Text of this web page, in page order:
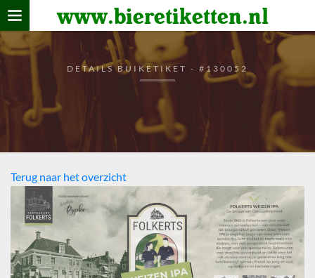
www.bieretiketten.nl
Home
verzamelen
De bierkaart
Bezoekers
DETAILS BUIKETIKET - #130052
Terug naar het overzicht